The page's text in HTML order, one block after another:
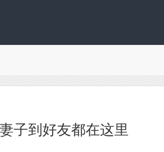
子到好友都在这里